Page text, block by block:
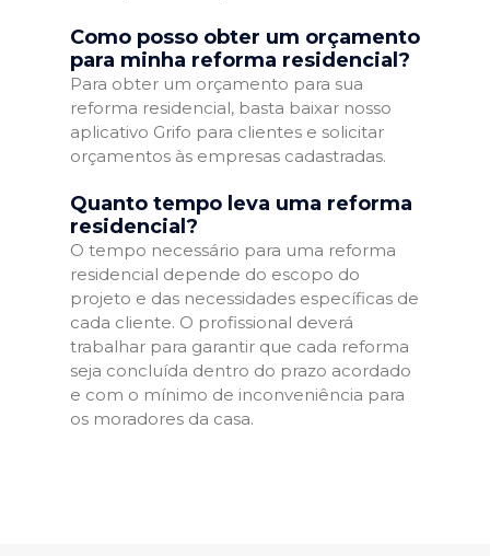
Como posso obter um orçamento
para minha reforma residencial?
Para obter um orçamento para sua
reforma residencial, basta baixar nosso
aplicativo Grifo para clientes e solicitar
orçamentos às empresas cadastradas.
Quanto tempo leva uma reforma
residencial?
O tempo necessário para uma reforma
residencial depende do escopo do
projeto e das necessidades específicas de
cada cliente. O profissional deverá
trabalhar para garantir que cada reforma
seja concluída dentro do prazo acordado
e com o mínimo de inconveniência para
os moradores da casa.